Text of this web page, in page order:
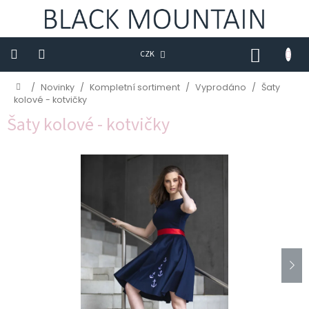
CZK
KOŠÍK
Novinky
BLACK
M
Domů
/ Novinky / Kompletní sortiment / Vyprodáno / Šaty
kolové - kotvičky
Šaty kolové - kotvičky